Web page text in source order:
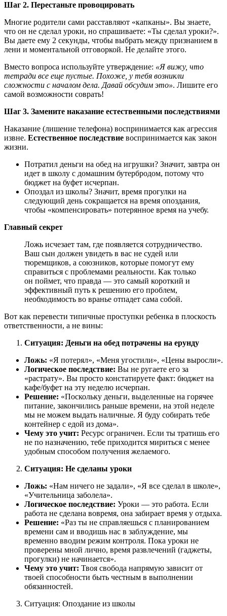
Шаг 2. Перестаньте провоцировать
Многие родители сами расставляют «капканы». Вы знаете,
что он не сделал уроки, но спрашиваете: «Ты сделал уроки?».
Вы даете ему 2 секунды, чтобы выбрать между признанием в
лени и моментальной отговоркой. Не делайте этого.
Вместо вопроса используйте утверждение: «Я вижу, что
тетради все еще пустые. Похоже, у тебя возникли
сложности с началом дела. Давай обсудим это». Лишите его
самой возможности соврать!
Шаг 3. Замените наказание естественными последствиями
Наказание (лишение телефона) воспринимается как агрессия
извне. Естественное последствие воспринимается как закон
жизни.
Потратил деньги на обед на игрушки? Значит, завтра он
идет в школу с домашним бутербродом, потому что
бюджет на буфет исчерпан.
Опоздал из школы? Значит, время прогулки на
следующий день сокращается на время опоздания,
чтобы «компенсировать» потерянное время на учебу.
Главный секрет
Ложь исчезает там, где появляется сотрудничество.
Ваш сын должен увидеть в вас не судей или
тюремщиков, а союзников, которые помогут ему
справиться с проблемами реальности. Как только
он поймет, что правда — это самый короткий и
эффективный путь к решению его проблем,
необходимость во вранье отпадет сама собой.
Вот как перевести типичные проступки ребенка в плоскость
ответственности, а не вины:
Ситуация: Деньги на обед потрачены на ерунду
Ложь: «Я потерял», «Меня угостили», «Цены выросли».
Логическое последствие: Вы не ругаете его за
«растрату». Вы просто констатируете факт: бюджет на
кафе/буфет на эту неделю исчерпан.
Решение: «Поскольку деньги, выделенные на горячее
питание, закончились раньше времени, на этой неделе
мы не можем выдать наличные. Я буду собирать тебе
контейнер с едой из дома».
Чему это учит: Ресурс ограничен. Если ты тратишь его
не по назначению, тебе приходится мириться с менее
удобным способом получения желаемого.
Ситуация: Не сделаны уроки
Ложь: «Нам ничего не задали», «Я все сделал в школе»,
«Учительница заболела».
Логическое последствие: Уроки — это работа. Если
работа не сделана вовремя, она забирает время у отдыха.
Решение: «Раз ты не справляешься с планированием
времени сам и вводишь нас в заблуждение, мы
временно вводим режим контроля. Пока уроки не
проверены мной лично, время развлечений (гаджеты,
прогулки) не начинается».
Чему это учит: Твоя свобода напрямую зависит от
твоей способности быть честным в выполнении
обязанностей.
Ситуация: Опоздание из школы